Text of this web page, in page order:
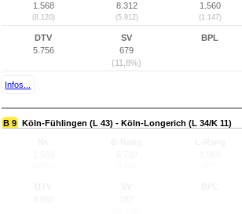
1.568
(8.120)
8.312
(5.912)
1.560
(1.147)
DTV
5.756
SV
679
(11,8%)
BPL
Infos...
B 9 Köln-Fühlingen (L 43) - Köln-Longerich (L 34/K 11)